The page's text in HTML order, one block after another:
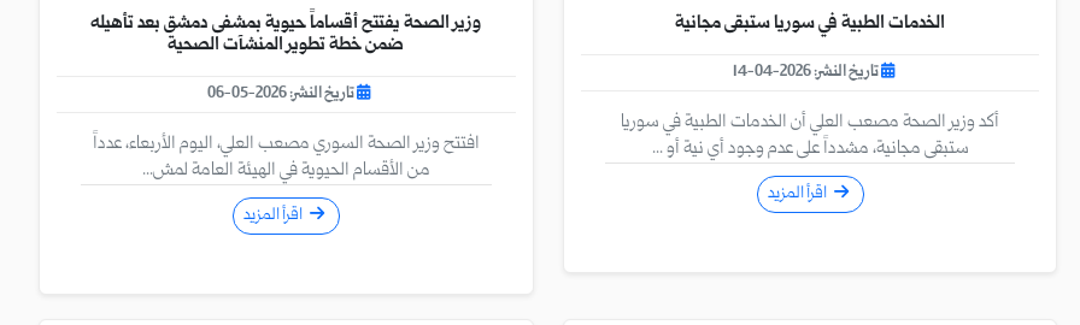
الخدمات الطبية في سوريا ستبقى مجانية
تاريخ النشر: 2026-04-14
أكد وزير الصحة مصعب العلي أن الخدمات الطبية في سوريا
ستبقى مجانية، مشدداً على عدم وجود أي نية أو ...
اقرأ المزيد
وزير الصحة يفتتح أقساماً حيوية بمشفى دمشق بعد تأهيله
ضمن خطة تطوير المنشآت الصحية
تاريخ النشر: 2026-05-06
افتتح وزير الصحة السوري مصعب العلي، اليوم الأربعاء، عدداً
من الأقسام الحيوية في الهيئة العامة لمش...
اقرأ المزيد